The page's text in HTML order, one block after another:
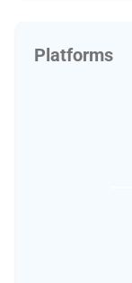
Platforms